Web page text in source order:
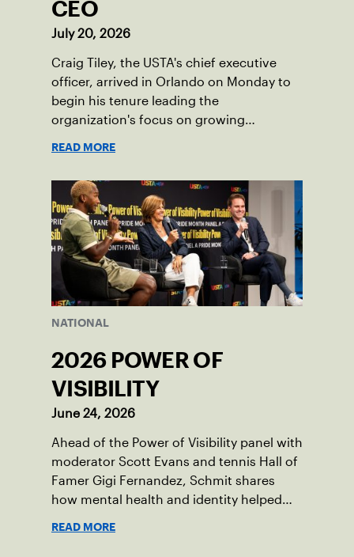
CEO
July 20, 2026
Craig Tiley, the USTA's chief executive
officer, arrived in Orlando on Monday to
begin his tenure leading the
organization's focus on growing
READ MORE
NATIONAL
2026 POWER OF
VISIBILITY
June 24, 2026
Ahead of the Power of Visibility panel with
moderator Scott Evans and tennis Hall of
Famer Gigi Fernandez, Schmit shares
how mental health and identity helped
READ MORE